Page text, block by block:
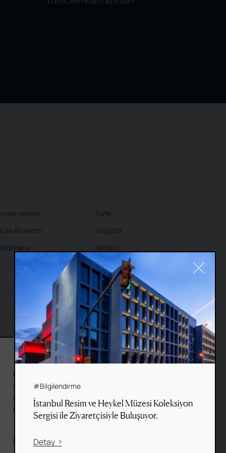
Akademi
Kafe
Mağaza
İletişim
#Cookie
Bu web sitesi, gezinme deneyiminizi
geliştirmek ve site kullanım
istatistiklerini derlemek için çerezler
kullanır.
Daha Fazla Bilgi Edin
#Bilgilendirme
İstanbul Resim ve Heykel Müzesi Koleksiyon
Sergisi ile Ziyaretçisiyle Buluşuyor.
Detay